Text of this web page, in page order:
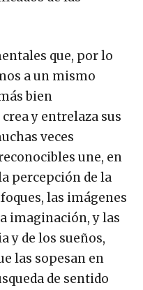
que, por lo
a un mismo
bien
y entrelaza sus
veces
une, en
percepción de la
las imágenes
imaginación, y las
y de los sueños,
las sopesan en
de sentido